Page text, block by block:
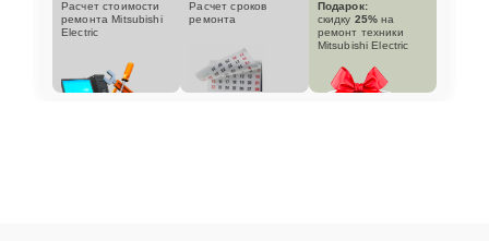
Расчет стоимости
ремонта Mitsubishi
Electric
Расчет сроков
ремонта
Подарок:
скидку 25% на
ремонт техники
Mitsubishi Electric